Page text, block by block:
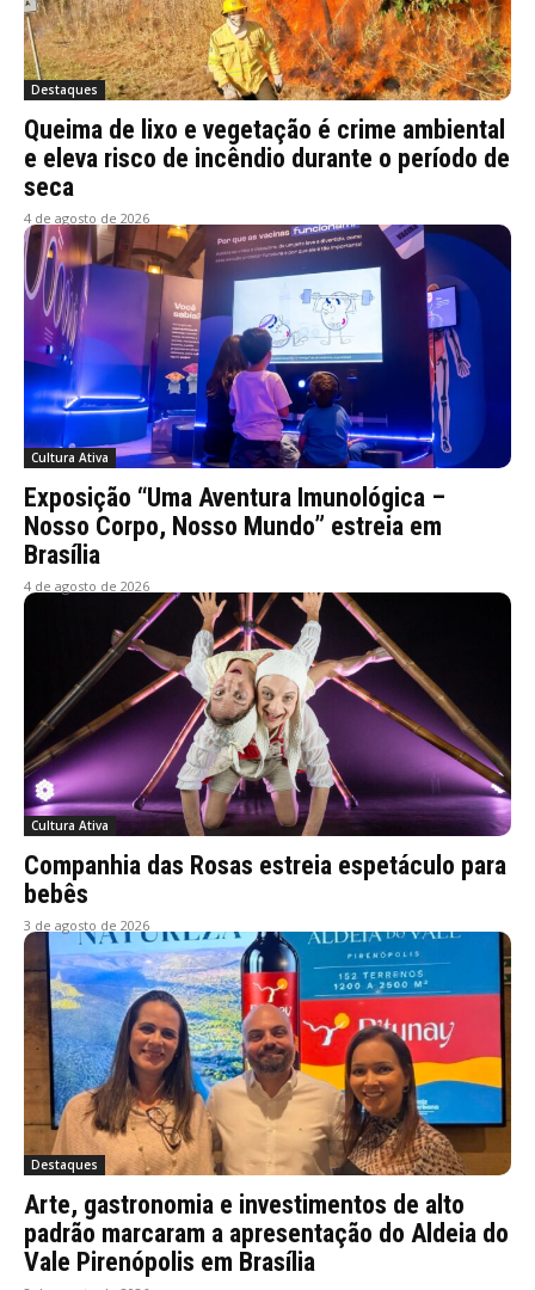
Destaques
Queima de lixo e vegetação é crime ambiental
e eleva risco de incêndio durante o período de
seca
4 de agosto de 2026
Cultura Ativa
Exposição “Uma Aventura Imunológica –
Nosso Corpo, Nosso Mundo” estreia em
Brasília
4 de agosto de 2026
Cultura Ativa
Companhia das Rosas estreia espetáculo para
bebês
3 de agosto de 2026
Destaques
Arte, gastronomia e investimentos de alto
padrão marcaram a apresentação do Aldeia do
Vale Pirenópolis em Brasília